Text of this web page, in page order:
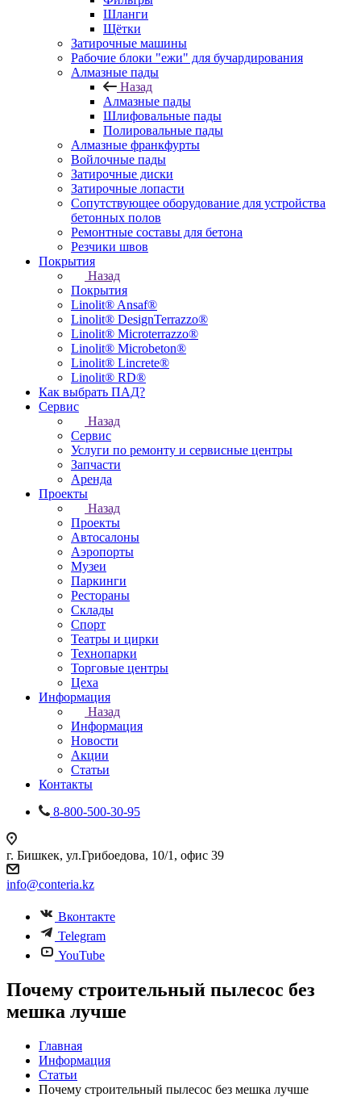
Шланги
Щётки
Затирочные машины
Рабочие блоки "ежи" для бучардирования
Алмазные пады
Назад
Алмазные пады
Шлифовальные пады
Полировальные пады
Алмазные франкфурты
Войлочные пады
Затирочные диски
Затирочные лопасти
Сопутствующее оборудование для устройства
бетонных полов
Ремонтные составы для бетона
Резчики швов
Покрытия
Назад
Покрытия
Linolit® Ansaf®
Linolit® DesignTerrazzo®
Linolit® Microterrazzo®
Linolit® Microbeton®
Linolit® Lincrete®
Linolit® RD®
Как выбрать ПАД?
Сервис
Назад
Сервис
Услуги по ремонту и сервисные центры
Запчасти
Аренда
Проекты
Назад
Проекты
Автосалоны
Аэропорты
Музеи
Паркинги
Рестораны
Склады
Спорт
Театры и цирки
Технопарки
Торговые центры
Цеха
Информация
Назад
Информация
Новости
Акции
Статьи
Контакты
8-800-500-30-95
г. Бишкек, ул.Грибоедова, 10/1, офис 39
info@conteria.kz
Вконтакте
Telegram
YouTube
Почему строительный пылесос без
мешка лучше
Главная
Информация
Статьи
Почему строительный пылесос без мешка лучше